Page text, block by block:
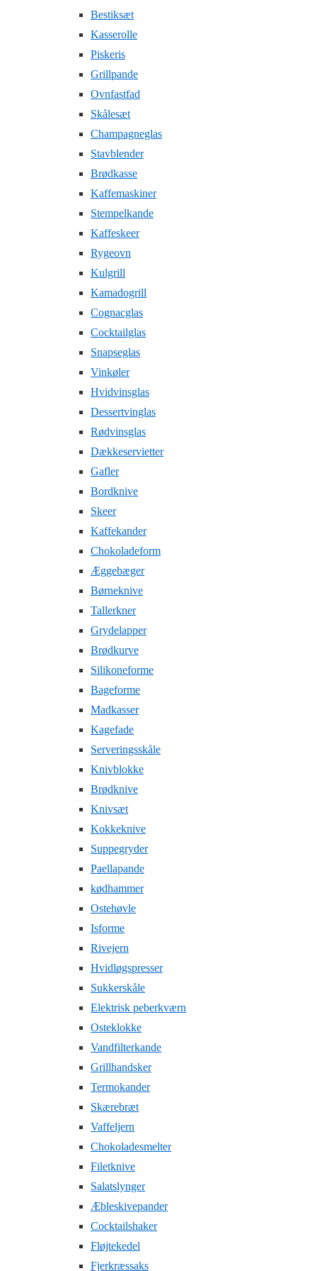
Bestiksæt
Kasserolle
Piskeris
Grillpande
Ovnfastfad
Skålesæt
Champagneglas
Stavblender
Brødkasse
Kaffemaskiner
Stempelkande
Kaffeskeer
Rygeovn
Kulgrill
Kamadogrill
Cognacglas
Cocktailglas
Snapseglas
Vinkøler
Hvidvinsglas
Dessertvinglas
Rødvinsglas
Dækkeservietter
Gafler
Bordknive
Skeer
Kaffekander
Chokoladeform
Æggebæger
Børneknive
Tallerkner
Grydelapper
Brødkurve
Silikoneforme
Bageforme
Madkasser
Kagefade
Serveringsskåle
Knivblokke
Brødknive
Knivsæt
Kokkeknive
Suppegryder
Paellapande
kødhammer
Ostehøvle
Isforme
Rivejern
Hvidløgspresser
Sukkerskåle
Elektrisk peberkværn
Osteklokke
Vandfilterkande
Grillhandsker
Termokander
Skærebræt
Vaffeljern
Chokoladesmelter
Filetknive
Salatslynger
Æbleskivepander
Cocktailshaker
Fløjtekedel
Fjerkræssaks